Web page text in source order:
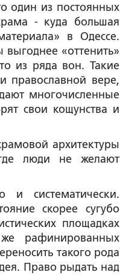
один из постоянных
- куда большая
в Одессе.
«оттенить»
из ряда вон. Такие
православной вере,
многочисленные
свои кощунства и
архитектуры
люди не желают
и систематически.
скорее сугубо
площадках
рафинированных
такого рода
Право рыдать над